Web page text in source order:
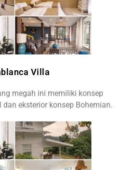
Villa
megah ini memiliki konsep
eksterior konsep Bohemian.